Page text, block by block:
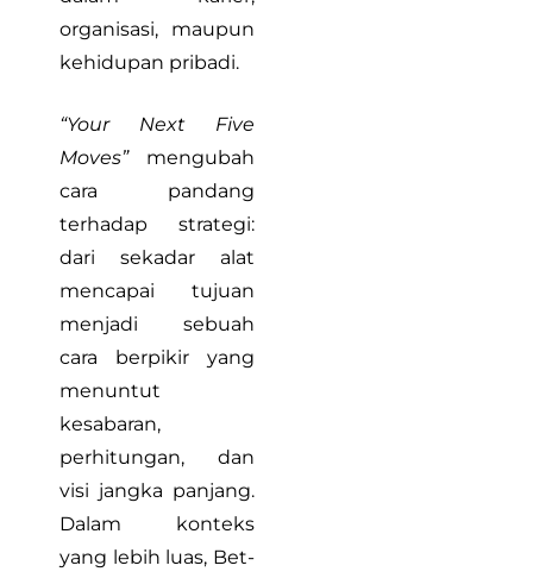
organisasi, maupun
kehidupan pribadi.
“Your Next Five
Moves”mengubah
cara pandang
terhadap strategi:
dari sekadar alat
mencapai tujuan
menjadi sebuah
cara berpikir yang
menuntut
kesabaran,
perhitungan, dan
visi jangka panjang.
Dalam konteks
yang lebih luas, Bet-